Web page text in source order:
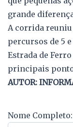
grande
A corrida
percursos de 5
Estrada de
principais
AUTOR:
Nome Completo: